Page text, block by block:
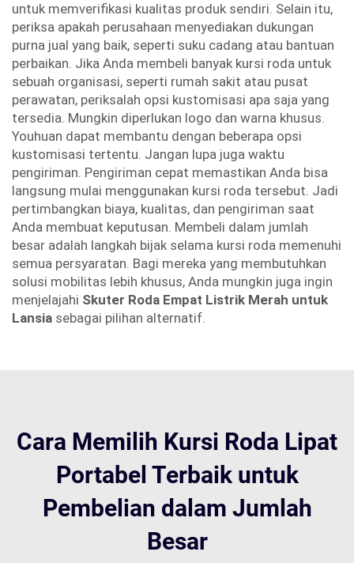
untuk memverifikasi kualitas produk sendiri. Selain itu,
periksa apakah perusahaan menyediakan dukungan
purna jual yang baik, seperti suku cadang atau bantuan
perbaikan. Jika Anda membeli banyak kursi roda untuk
sebuah organisasi, seperti rumah sakit atau pusat
perawatan, periksalah opsi kustomisasi apa saja yang
tersedia. Mungkin diperlukan logo dan warna khusus.
Youhuan dapat membantu dengan beberapa opsi
kustomisasi tertentu. Jangan lupa juga waktu
pengiriman. Pengiriman cepat memastikan Anda bisa
langsung mulai menggunakan kursi roda tersebut. Jadi
pertimbangkan biaya, kualitas, dan pengiriman saat
Anda membuat keputusan. Membeli dalam jumlah
besar adalah langkah bijak selama kursi roda memenuhi
semua persyaratan. Bagi mereka yang membutuhkan
solusi mobilitas lebih khusus, Anda mungkin juga ingin
menjelajahi Skuter Roda Empat Listrik Merah untuk
Lansia sebagai pilihan alternatif.
Cara Memilih Kursi Roda Lipat
Portabel Terbaik untuk
Pembelian dalam Jumlah
Besar